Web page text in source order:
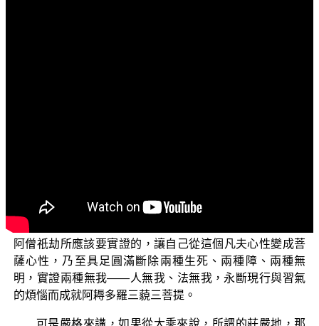
偏向於表面的字義，我們說莊嚴地就是菩薩瓔珞莊嚴，就
是戒、定、慧，就是菩薩萬行——四攝、六度種種的三大
阿僧祇劫所應該要實證的，讓自己從這個凡夫心性變成菩
薩心性，乃至具足圓滿斷除兩種生死、兩種障、兩種無
明，實證兩種無我——人無我、法無我，永斷現行與習氣
的煩惱而成就阿耨多羅三藐三菩提。
可是嚴格來講，如果從大乘來說，所謂的莊嚴地，那